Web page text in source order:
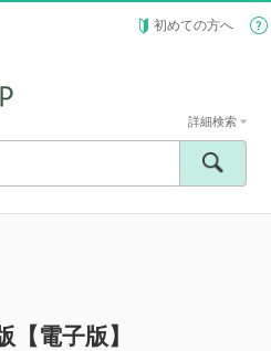
初めての方へ
詳細検索
電子版】